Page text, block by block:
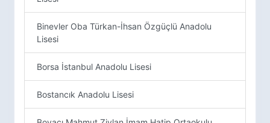
Binevler Oba Türkan-İhsan Özgüçlü Anadolu
Lisesi
Borsa İstanbul Anadolu Lisesi
Bostancık Anadolu Lisesi